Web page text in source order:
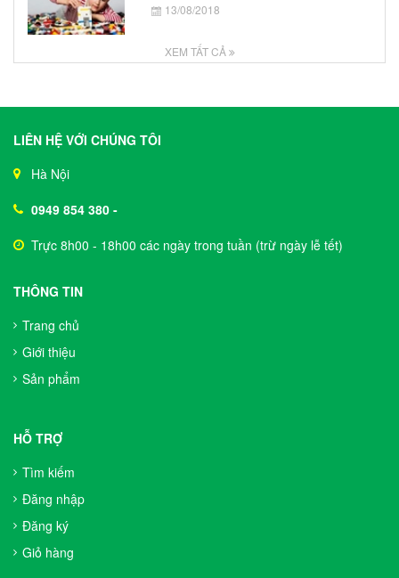
13/08/2018
XEM TẤT CẢ
LIÊN HỆ VỚI CHÚNG TÔI
Hà Nội
0949 854 380 -
Trực 8h00 - 18h00 các ngày trong tuần (trừ ngày lễ tết)
THÔNG TIN
Trang chủ
Giới thiệu
Sản phẩm
HỖ TRỢ
Tìm kiếm
Đăng nhập
Đăng ký
Giỏ hàng